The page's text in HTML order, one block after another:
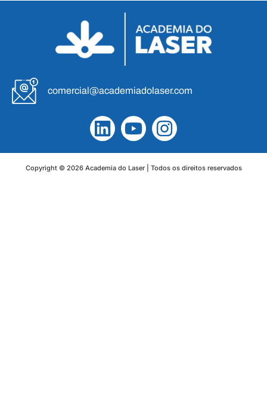
comercial@academiadolaser.com
Copyright © 2026 Academia do Laser | Todos os direitos reservados